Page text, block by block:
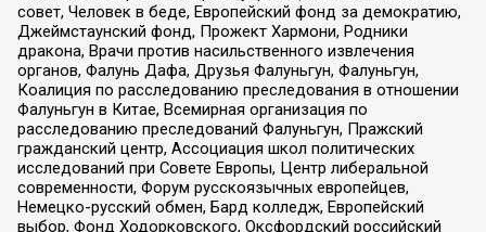
совет, Человек в беде, Европейский фонд за демократию,
Джеймстаунский фонд, Прожект Хармони, Родники
дракона, Врачи против насильственного извлечения
органов, Фалунь Дафа, Друзья Фалуньгун, Фалуньгун,
Коалиция по расследованию преследования в отношении
Фалуньгун в Китае, Всемирная организация по
расследованию преследований Фалуньгун, Пражский
гражданский центр, Ассоциация школ политических
исследований при Совете Европы, Центр либеральной
современности, Форум русскоязычных европейцев,
Немецко-русский обмен, Бард колледж, Европейский
выбор, Фонд Ходорковского, Оксфордский российский